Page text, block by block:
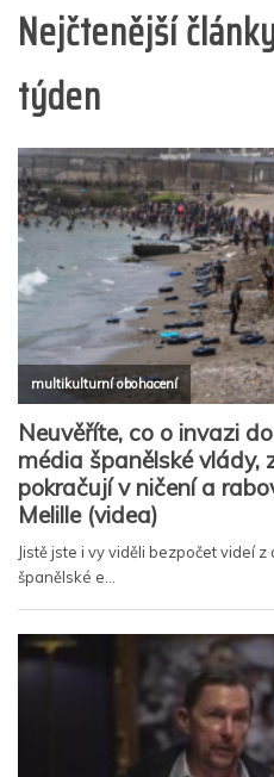
Nejčtenější
týden